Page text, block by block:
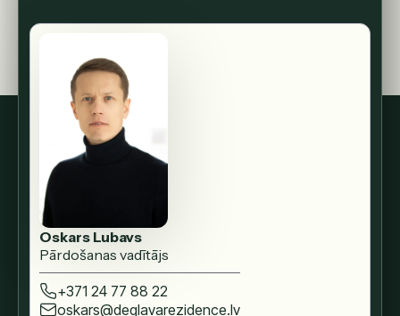
Oskars Lubavs
Pārdošanas vadītājs
+371 24 77 88 22
oskars@deglavarezidence.lv